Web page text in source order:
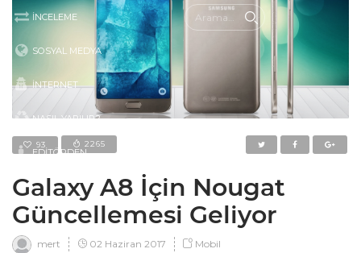
İNCELEME
SOSYAL MEDYA
İNTERNET
NASIL YAPILIR?
EDITÖRDEN
93 2265
Galaxy A8 İçin Nougat
Güncellemesi Geliyor
mert 02 Haziran 2017 Mobil